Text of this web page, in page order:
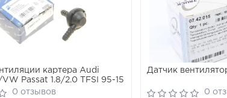
картера Audi
Passat 1.8/2.0 TFSI 95-15
0 отзывов
Датчик
0